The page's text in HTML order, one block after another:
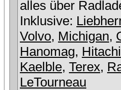
alles über
Inklusive:
Volvo, Michigan,
Hanomag, Hitachi
Kaelble, Terex,
LeTourneau